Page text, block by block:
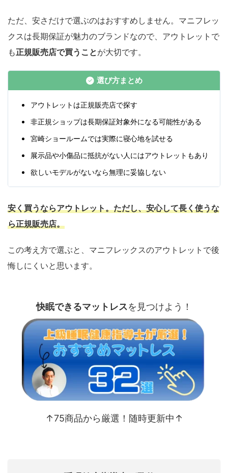
ただ、安さだけで選ぶのはおすすめしません。マニフレッ
クスは長期保証が魅力のブランドなので、アウトレットで
も正規販売店で買うことが大切です。
選び方まとめ
アウトレットは正規販売店で探す
非正規ショップは長期保証対象外になる可能性がある
宮崎ショールームでは実際に寝心地を試せる
展示品や小傷品に抵抗がない人にはアウトレットもあり
欲しいモデルがないなら無理に妥協しない
安く買うならアウトレット。ただし、安心して長く使うな
ら正規販売店。
この考え方で選ぶと、マニフレックスのアウトレットで後
悔しにくいと思います。
快眠できるマットレスを見つけよう！
↑75商品から厳選！随時更新中↑